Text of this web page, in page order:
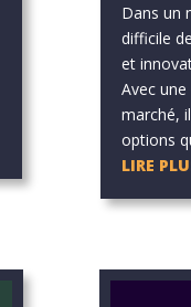
Dans un
difficile
et
Avec
marché,
options
LIRE